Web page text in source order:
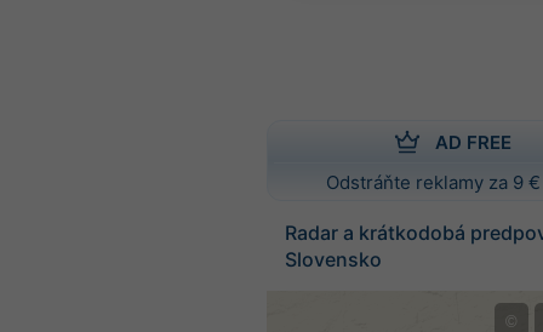
AD FREE
Odstráňte reklamy za 9
Radar a krátkodobá
Slovensko
©